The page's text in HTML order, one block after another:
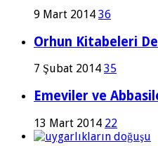
9 Mart 2014 36
Orhun Kitabeleri
7 Şubat 2014 35
Emeviler ve
13 Mart 2014 22